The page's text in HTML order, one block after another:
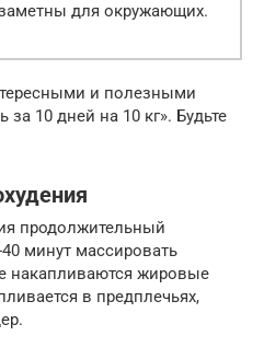
для окружающих.
и полезными
за 10 дней на 10 кг». Будьте
продолжительный
минут массировать
накапливаются жировые
в предплечьях,